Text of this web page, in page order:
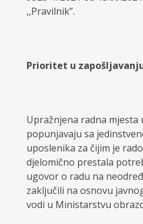
,,Pravilnik”.
Prioritet u
Upražnjena radna mjesta
popunjavaju sa
uposlenika za čijim je
djelomično prestala
ugovor o radu na
zaključili na osnovu
vodi u Ministarstvu